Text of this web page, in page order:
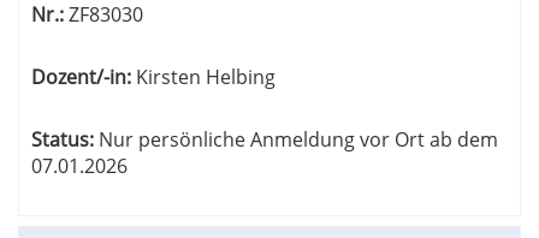
Nr.:ZF83030
Dozent/-in: Kirsten Helbing
Status: Nur persönliche Anmeldung vor Ort ab dem
07.01.2026